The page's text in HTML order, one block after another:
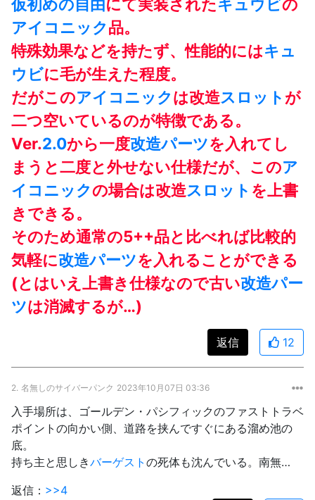
仮初めの自由にて実装されたキュウビの
アイコニック品。
特殊効果などを持たず、性能的にはキュ
ウビに毛が生えた程度。
だがこのアイコニックは改造スロット が
二つ空いているのが特徴である。
Ver.2.0から一度改造パーツを入れてし
まうと二度と外せない仕様だが、このア
イコニックの場合は改造スロット を上書
きできる。
そのため通常の5++品と比べれば比較的
気軽に改造パーツを入れることができる
(とはいえ上書き仕様なので古い改造パー
ツは消滅するが…)
返信 12
2. 名無しのサイバーパンク 2023年10月07日 03:36
入手場所は、ゴールデン・パシフィックのファストトラベ
ポイントの向かい側、道路を挟んですぐにある溜め池の
底。
持ち主と思しきバーゲスト の死体も沈んでいる。南無…
返信： >>4